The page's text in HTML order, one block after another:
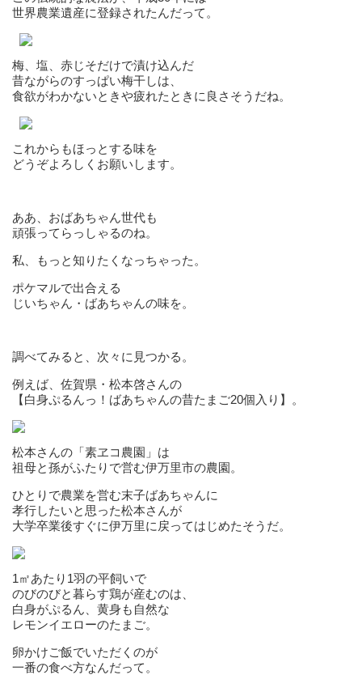
世界農業遺産に登録されたんだって。
梅、塩、赤じそだけで漬け込んだ
昔ながらのすっぱい梅干しは、
食欲がわかないときや疲れたときに良さそうだね。
これからもほっとする味を
どうぞよろしくお願いします。
ああ、おばあちゃん世代も
頑張ってらっしゃるのね。
私、もっと知りたくなっちゃった。
ポケマルで出合える
じいちゃん・ばあちゃんの味を。
調べてみると、次々に見つかる。
例えば、佐賀県・松本啓さんの
【白身ぷるんっ！ばあちゃんの昔たまご20個入り】。
松本さんの「素ヱコ農園」は
祖母と孫がふたりで営む伊万里市の農園。
ひとりで農業を営む末子ばあちゃんに
孝行したいと思った松本さんが
大学卒業後すぐに伊万里に戻ってはじめたそうだ。
1㎡あたり1羽の平飼いで
のびのびと暮らす鶏が産むのは、
白身がぷるん、黄身も自然な
レモンイエローのたまご。
卵かけご飯でいただくのが
一番の食べ方なんだって。